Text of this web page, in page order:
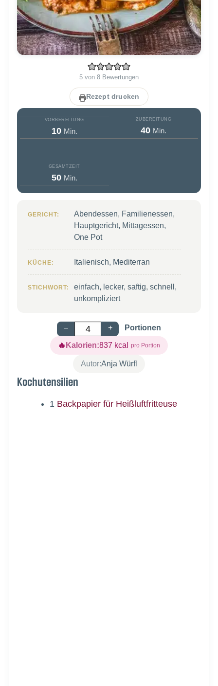
5 von 8 Bewertungen
Rezept drucken
VORBEREITUNG
10Minuten
Min.
ZUBEREITUNG
40Minuten
Min.
GESAMTZEIT
50Minuten
Min.
GERICHT:
Abendessen, Familienessen,
Hauptgericht, Mittagessen,
One Pot
KÜCHE: Italienisch, Mediterran
STICHWORT:
einfach, lecker, saftig, schnell,
unkompliziert
– + Portionen
Kalorien:837 kcal
Autor:Anja Würfl
Kochutensilien
1 Backpapier für Heißluftfritteuse